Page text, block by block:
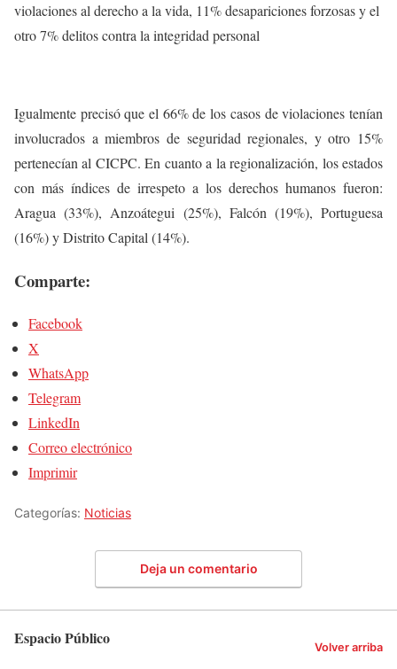
violaciones al derecho a la vida, 11% desapariciones forzosas y el
otro 7% delitos contra la integridad personal
Igualmente precisó que el 66% de los casos de violaciones tenían
involucrados a miembros de seguridad regionales, y otro 15%
pertenecían al CICPC. En cuanto a la regionalización, los estados
con más índices de irrespeto a los derechos humanos fueron:
Aragua (33%), Anzoátegui (25%), Falcón (19%), Portuguesa
(16%) y Distrito Capital (14%).
Comparte:
Facebook
X
WhatsApp
Telegram
LinkedIn
Correo electrónico
Imprimir
Categorías: Noticias
Deja un comentario
Espacio Público Volver arriba